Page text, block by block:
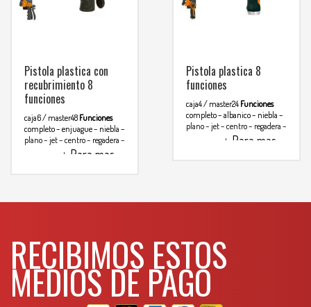
Pistola plastica con
recubrimiento 8
funciones
caja6 / master48 Funciones
completo – enjuague – niebla –
plano – jet – centro – regadera –
cono – angulo Para mas
Pistola plastica 8
funciones
caja4 / master24 Funciones
completo – albanico – niebla –
plano – jet – centro – regadera –
cono – angulo Para mas
RECIBIMOS ESTOS
MEDIOS DE PAGO